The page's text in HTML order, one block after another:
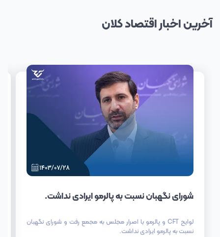
آخریناخباراقتصاد کلان
شورای نگهبان نسبت به پالرمو ایرادی نداشت.
لوایح CFT و پالرمو با اصرار مجلس به مجمع رفت و شورای نگهبان
نسبت به پالرمو ایرادی نداشت.